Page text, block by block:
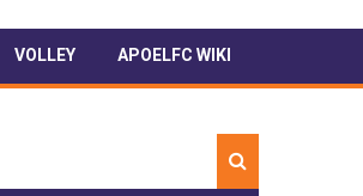
VOLLEY APOELFC WIKI